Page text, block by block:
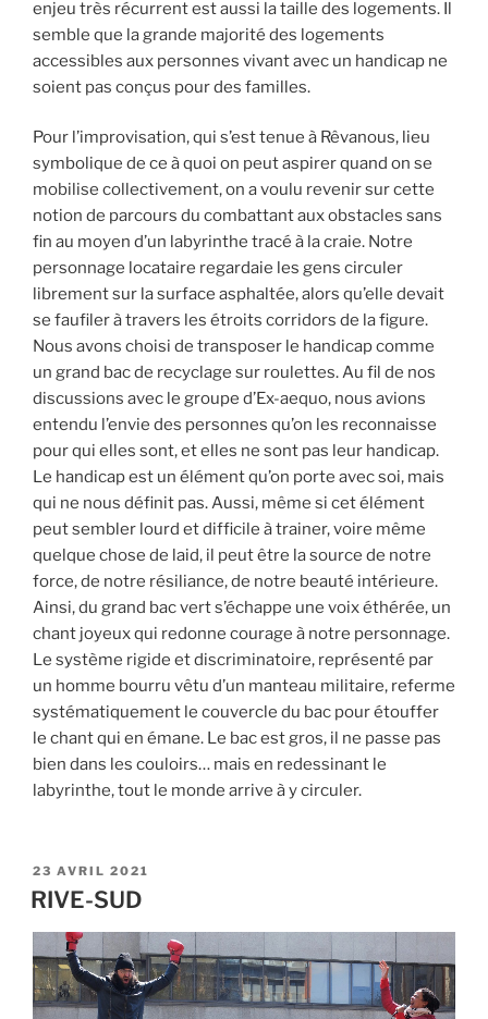
enjeu très récurrent est aussi la taille des logements. Il
semble que la grande majorité des logements
accessibles aux personnes vivant avec un handicap ne
soient pas conçus pour des familles.
Pour l’improvisation, qui s’est tenue à Rêvanous, lieu
symbolique de ce à quoi on peut aspirer quand on se
mobilise collectivement, on a voulu revenir sur cette
notion de parcours du combattant aux obstacles sans
fin au moyen d’un labyrinthe tracé à la craie. Notre
personnage locataire regardaie les gens circuler
librement sur la surface asphaltée, alors qu’elle devait
se faufiler à travers les étroits corridors de la figure.
Nous avons choisi de transposer le handicap comme
un grand bac de recyclage sur roulettes. Au fil de nos
discussions avec le groupe d’Ex-aequo, nous avions
entendu l’envie des personnes qu’on les reconnaisse
pour qui elles sont, et elles ne sont pas leur handicap.
Le handicap est un élément qu’on porte avec soi, mais
qui ne nous définit pas. Aussi, même si cet élément
peut sembler lourd et difficile à trainer, voire même
quelque chose de laid, il peut être la source de notre
force, de notre résiliance, de notre beauté intérieure.
Ainsi, du grand bac vert s’échappe une voix éthérée, un
chant joyeux qui redonne courage à notre personnage.
Le système rigide et discriminatoire, représenté par
un homme bourru vêtu d’un manteau militaire, referme
systématiquement le couvercle du bac pour étouffer
le chant qui en émane. Le bac est gros, il ne passe pas
bien dans les couloirs… mais en redessinant le
labyrinthe, tout le monde arrive à y circuler.
PUBLIÉ
LE
23 AVRIL 2021
RIVE-SUD